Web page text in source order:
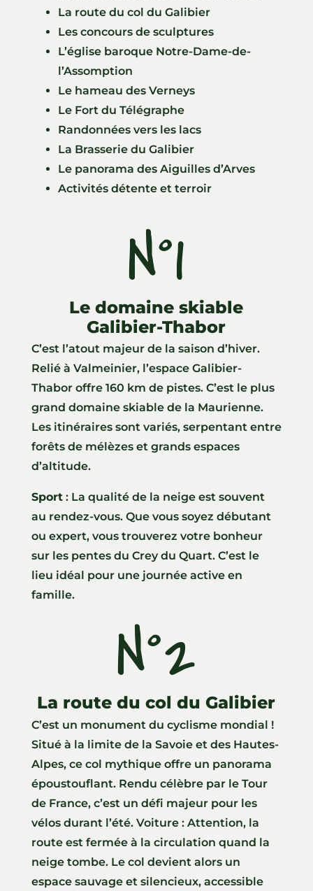
La route du col du Galibier
Les concours de sculptures
L’église baroque Notre-Dame-de-
l’Assomption
Le hameau des Verneys
Le Fort du Télégraphe
Randonnées vers les lacs
La Brasserie du Galibier
Le panorama des Aiguilles d’Arves
Activités détente et terroir
N°1
Le domaine skiable
Galibier-Thabor
C’est l’atout majeur de la saison d’hiver.
Relié à Valmeinier, l’espace Galibier-
Thabor offre 160 km de pistes. C’est le plus
grand domaine skiable de la Maurienne.
Les itinéraires sont variés, serpentant entre
forêts de mélèzes et grands espaces
d’altitude.
Sport: La qualité de la neige est souvent
au rendez-vous. Que vous soyez débutant
ou expert, vous trouverez votre bonheur
sur les pentes du Crey du Quart. C’est le
lieu idéal pour une journée active en
famille.
N°2
La route du col du Galibier
C’est un monument du cyclisme mondial !
Situé à la limite de la Savoie et des Hautes-
Alpes, ce col mythique offre un panorama
époustouflant. Rendu célèbre par le Tour
de France, c’est un défi majeur pour les
vélos durant l’été. Voiture : Attention, la
route est fermée à la circulation quand la
neige tombe. Le col devient alors un
espace sauvage et silencieux, accessible